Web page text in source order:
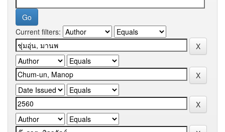
Current filters: